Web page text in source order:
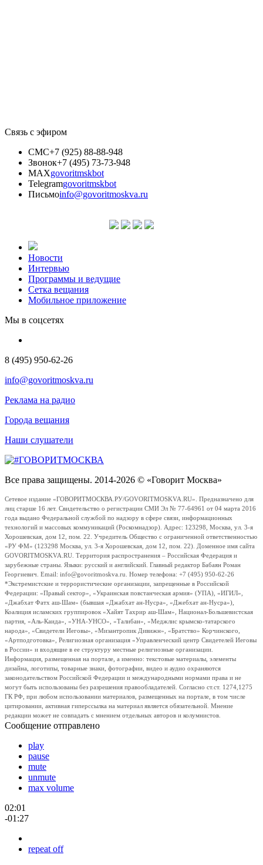
Связь с эфиром
СМС+7 (925) 88-88-948
Звонок+7 (495) 73-73-948
MAXgovoritmskbot
Telegramgovoritmskbot
Письмоinfo@govoritmoskva.ru
Новости
Интервью
Программы и ведущие
Сетка вещания
Мобильное приложение
Мы в соцсетях
8 (495) 950-62-26
info@govoritmoskva.ru
Реклама на радио
Города вещания
Наши слушатели
Все права защищены. 2014-2026 © «Говорит Москва»
Сетевое издание «ГОВОРИТМОСКВА.РУ/GOVORITMOSKVA.RU». Предназначено для
лиц старше 16 лет. Свидетельство о регистрации СМИ Эл № 77-64961 от 04 марта 2016
года выдано Федеральной службой по надзору в сфере связи, информационных
технологий и массовых коммуникаций (Роскомнадзор). Адрес: 123298, Москва, ул. 3-я
Хорошевская, дом 12, пом. 22. Учредитель Общество с ограниченной ответственностью
«РУ ФМ» (123298 Москва, ул. 3-я Хорошевская, дом 12, пом. 22). Доменное имя сайта
GOVORITMOSKVA.RU. Территория распространения – Российская Федерация и
зарубежные страны. Языки: русский и английский. Главный редактор Бабаян Роман
Георгиевич. Email: info@govoritmoskva.ru. Номер телефона: +7 (495) 950-62-26
*Экстремистские и террористические организации, запрещенные в Российской
Федерации: «Правый сектор», «Украинская повстанческая армия» (УПА), «ИГИЛ»,
«Джабхат Фатх аш-Шам» (бывшая «Джабхат ан-Нусра», «Джебхат ан-Нусра»),
Коалиция исламских группировок «Хайят Тахрир аш-Шам», Национал-Большевистская
партия, «Аль-Каида», «УНА-УНСО», «Талибан», «Меджлис крымско-татарского
народа», «Свидетели Иеговы», «Мизантропик Дивижн», «Братство» Корчинского,
«Артподготовка», Религиозная организация «Управленческий центр Свидетелей Иеговы
в России» и входящие в ее структуру местные религиозные организации.
Информация, размещенная на портале, а именно: текстовые материалы, элементы
дизайна, логотипы, товарные знаки, фотографии, видео и аудио охраняются
законодательством Российской Федерации и международными нормами права и не
могут быть использованы без разрешения правообладателей. Согласно ст.ст. 1274,1275
ГК РФ, при любом использовании материалов, размещенных на портале, в том числе
цитировании, активная гиперссылка на материал является обязательной. Мнение
редакции может не совпадать с мнением отдельных авторов и колумнистов.
Сообщение отправлено
play
pause
mute
unmute
max volume
02:01
-01:27
repeat off